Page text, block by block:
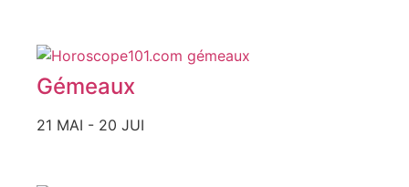
Gémeaux
21 MAI - 20 JUI